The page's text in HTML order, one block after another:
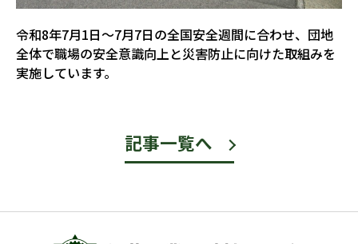
令和8年7月1日〜7月7日の全国安全週間に合わせ、団地
全体で職場の安全意識向上と災害防止に向けた取組みを
実施しています。
記事一覧へ